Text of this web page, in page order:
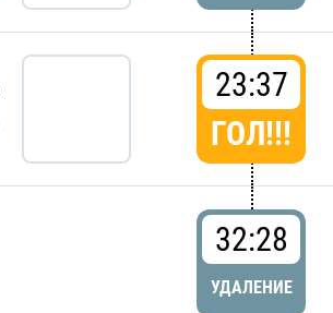
23:37
ГОЛ!!!
32:28
УДАЛЕНИЕ